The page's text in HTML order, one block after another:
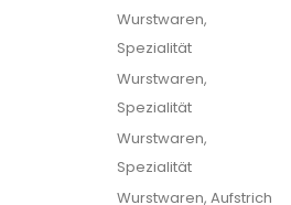
Wurstwaren,
Spezialität
Wurstwaren,
Spezialität
Wurstwaren,
Spezialität
Wurstwaren, Aufstrich